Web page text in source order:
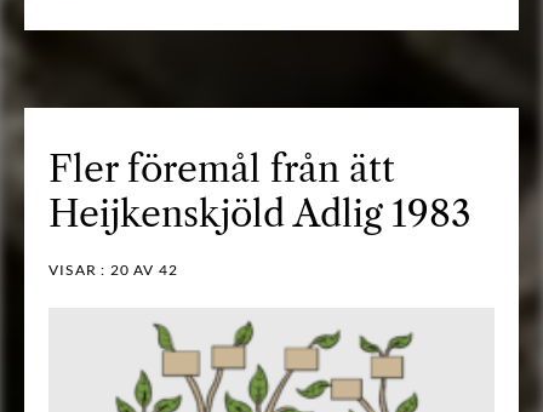
Fler föremål från ätt
Heijkenskjöld Adlig 1983
VISAR : 20 AV 42